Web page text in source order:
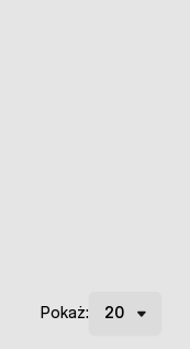
Pokaż: